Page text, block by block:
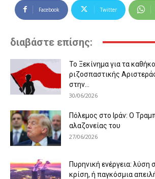
Facebook Twitter
διαβάστε επίσης:
Το Ξεκίνημα για τα
ριζοσπαστικής
στην...
30/06/2026
Πόλεμος στο Ιράν: Ο
αλαζονείας του
27/06/2026
Πυρηνική ενέργεια: λύση
κρίση, ή παγκόσμια